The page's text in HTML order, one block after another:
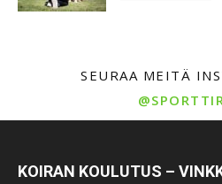
SEURAA MEITÄ
KOIRAN KOULUTUS –